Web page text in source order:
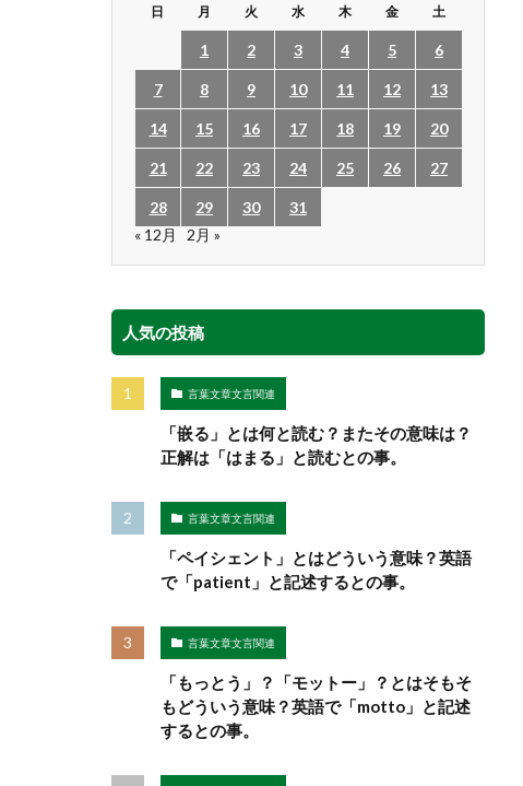
日 月 火 水 木 金 土
1 2 3 4 5 6
7 8 9 10 11 12 13
14 15 16 17 18 19 20
21 22 23 24 25 26 27
28 29 30
31
« 12月
2月 »
人気の投稿
言葉文章文言関連
「嵌る」とは何と読む？またその意味は？
正解は「はまる」と読むとの事。
言葉文章文言関連
「ペイシェント」とはどういう意味？英語
で「patient」と記述するとの事。
言葉文章文言関連
「もっとう」？「モットー」？とはそもそ
もどういう意味？英語で「motto」と記述
するとの事。